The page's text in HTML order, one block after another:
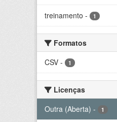
treinamento - 1
Formatos
CSV - 1
Licenças
Outra (Aberta) - 1